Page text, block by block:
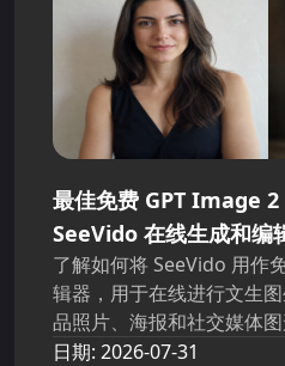
最佳免费 GPT Image 2
SeeVido 在线生成和编
了解如何将 SeeVido 用作
辑器，用于在线进行文生
品照片、海报和社交媒体图
日期: 2026-07-31